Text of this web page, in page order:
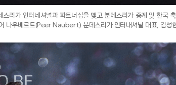
스리가 인터네셔널과 파트너십을 맺고 분데스리가 중계 및 한국
나우베르트(Peer Naubert) 분데스리가 인터내셔널 대표, 김성